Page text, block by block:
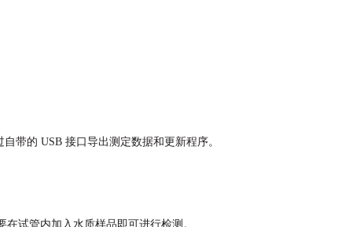
带的 USB 接⼝导出测定数据和更新程序。
在试管内加⼊⽔质样品即可进⾏检测。